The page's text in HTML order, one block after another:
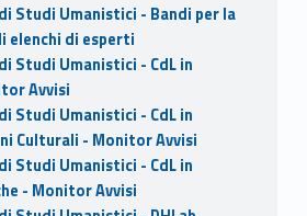
Studi Umanistici - Bandi per la
elenchi di esperti
Studi Umanistici - CdL in
Avvisi
Studi Umanistici - CdL in
Culturali - Monitor Avvisi
Studi Umanistici - CdL in
- Monitor Avvisi